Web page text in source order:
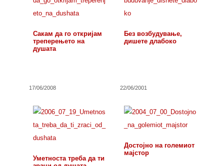
Сакам да го откријам
треперењето на
душата
17/06/2008
Без возбудување,
дишете длабоко
22/06/2001
Уметноста треба да ти
Достојно на големиот
мајстор